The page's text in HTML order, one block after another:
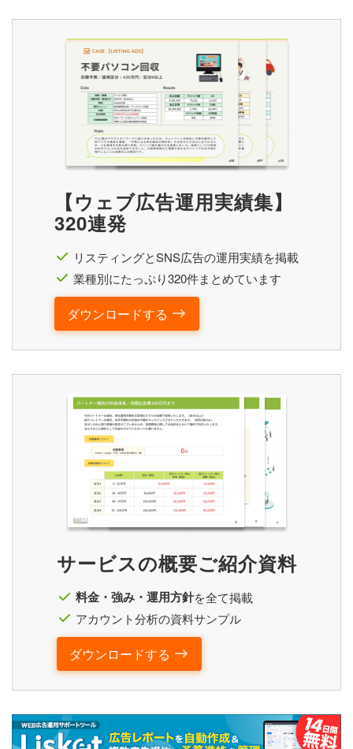
【ウェブ広告運用実績集】
320連発
リスティングとSNS広告の運用実績を掲載
業種別にたっぷり320件まとめています
ダウンロードする
サービスの概要ご紹介資料
料金・強み・運用方針を全て掲載
アカウント分析の資料サンプル
ダウンロードする